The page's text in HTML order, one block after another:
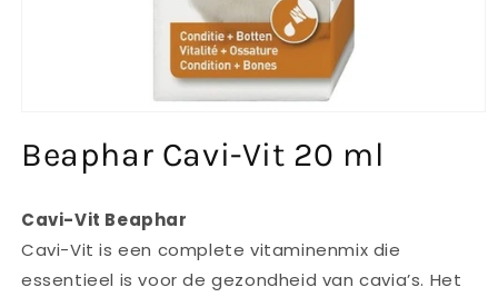
in
Modal
Beaphar Cavi-Vit 20 ml
Cavi-Vit Beaphar
Cavi-Vit is een complete vitaminenmix die
essentieel is voor de gezondheid van cavia’s. Het